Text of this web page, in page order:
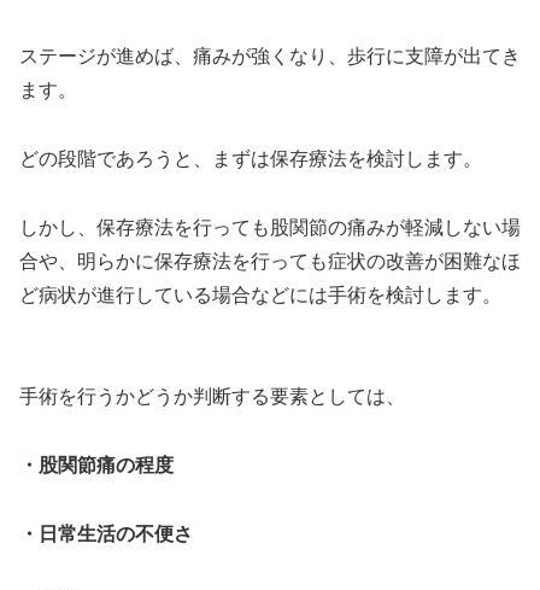
ステージが進めば、痛みが強くなり、歩行に支障が出てき
ます。
どの段階であろうと、まずは保存療法を検討します。
しかし、保存療法を行っても股関節の痛みが軽減しない場
合や、明らかに保存療法を行っても症状の改善が困難なほ
ど病状が進行している場合などには手術を検討します。
手術を行うかどうか判断する要素としては、
・股関節痛の程度
・日常生活の不便さ